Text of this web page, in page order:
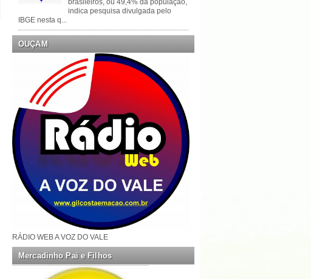
brasileiros, ou 49,4% da população,
indica pesquisa divulgada pelo
IBGE nesta q...
OUÇAM
RÁDIO WEB A VOZ DO VALE
Mercadinho Pai e Filhos